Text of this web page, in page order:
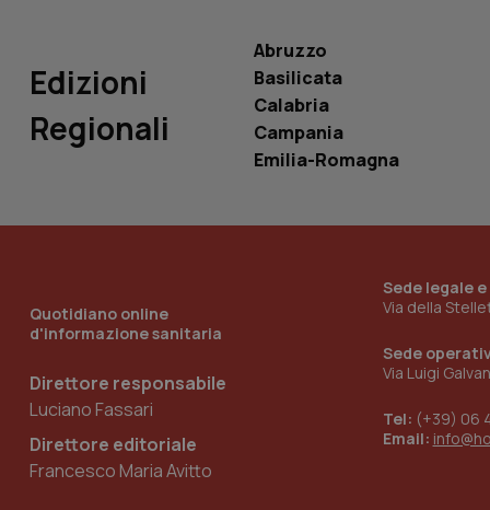
Edizioni
Regionali
Abruzzo
Basilicata
Calabria
Campania
Emilia-Romagna
Quotidiano online
d'informazione sanitaria
Direttore responsabile
Luciano Fassari
Direttore editoriale
Francesco Maria Avitto
Sede legale
Via della
Sede
Via Luigi
Tel: (+39) 06
Email:
_ga_0VMQEQKQ1N
__Secure-YNID